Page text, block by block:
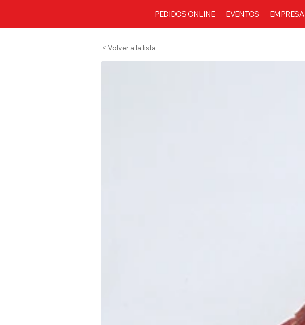
PEDIDOS ONLINE EVENTOS
< Volver a la lista